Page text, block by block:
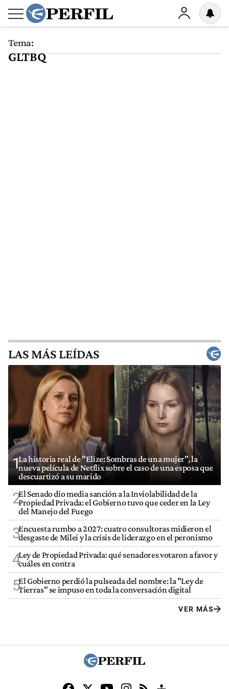
Tema:
GLTBQ
LAS MÁS LEÍDAS
1La historia real de "Elize: Sombras de una mujer", la
nueva película de Netflix sobre el caso de una esposa que
descuartizó a su marido
2El Senado dio media sanción a la Inviolabilidad de la
Propiedad Privada: el Gobierno tuvo que ceder en la Ley
del Manejo del Fuego
3Encuesta rumbo a 2027: cuatro consultoras midieron el
desgaste de Milei y la crisis de liderazgo en el peronismo
4Ley de Propiedad Privada: qué senadores votaron a favor y
cuáles en contra
5El Gobierno perdió la pulseada del nombre: la "Ley de
Tierras" se impuso en toda la conversación digital
VER MÁS